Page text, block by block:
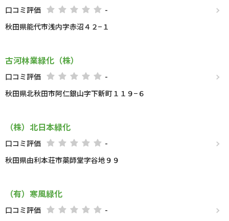
口コミ評価
-
秋田県能代市浅内字赤沼４２−１
古河林業緑化（株）
口コミ評価
-
秋田県北秋田市阿仁銀山字下新町１１９−６
（株）北日本緑化
口コミ評価
-
秋田県由利本荘市薬師堂字谷地９９
（有）寒風緑化
口コミ評価
-